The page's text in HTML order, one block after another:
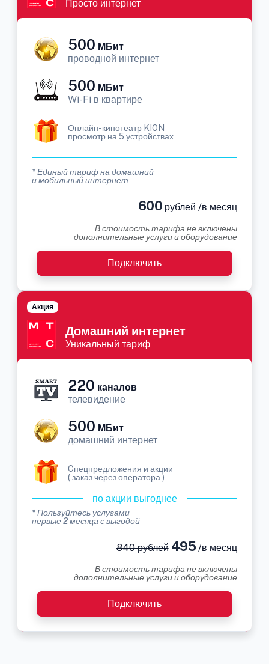
Просто интернет
500 МБит
проводной интернет
500 МБит
Wi-Fi в квартире
Онлайн-кинотеатр KION
просмотр на 5 устройствах
* Единый тариф на домашний
и мобильный интернет
600 рублей /в месяц
В стоимость тарифа не включены
дополнительные услуги и оборудование
Подключить
Домашний интернет
Уникальный тариф
Акция
220 каналов
телевидение
500 МБит
домашний интернет
Cпецпредложения и акции
( заказ через оператора )
по акции выгоднее
* Пользуйтесь услугами
первые 2 месяца с выгодой
840 рублей495 /в месяц
В стоимость тарифа не включены
дополнительные услуги и оборудование
Подключить